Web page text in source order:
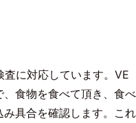
に対応しています。VE
食物を食べて頂き、食べ
具合を確認します。これ